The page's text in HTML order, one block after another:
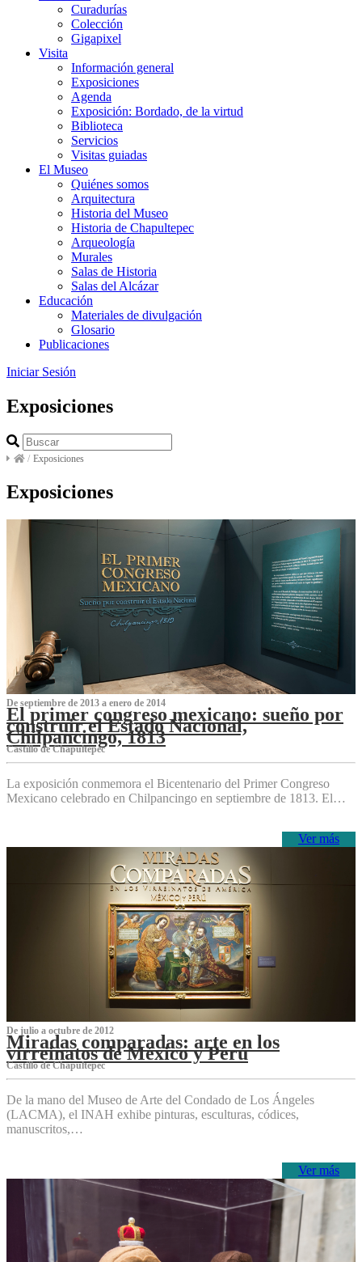
Curadurías
Colección
Gigapixel
Visita
Información general
Exposiciones
Agenda
Exposición: Bordado, de la virtud
Biblioteca
Servicios
Visitas guiadas
El Museo
Quiénes somos
Arquitectura
Historia del Museo
Historia de Chapultepec
Arqueología
Murales
Salas de Historia
Salas del Alcázar
Educación
Materiales de divulgación
Glosario
Publicaciones
Iniciar Sesión
Exposiciones
/ Exposiciones
Exposiciones
De septiembre de 2013 a enero de 2014
El primer congreso mexicano: sueño por
construir el Estado Nacional,
Chilpancingo, 1813
Castillo de Chapultepec
La exposición conmemora el Bicentenario del Primer Congreso
Mexicano celebrado en Chilpancingo en septiembre de 1813. El…
Ver más
De julio a octubre de 2012
Miradas comparadas: arte en los
virreinatos de México y Perú
Castillo de Chapultepec
De la mano del Museo de Arte del Condado de Los Ángeles
(LACMA), el INAH exhibe pinturas, esculturas, códices,
manuscritos,…
Ver más